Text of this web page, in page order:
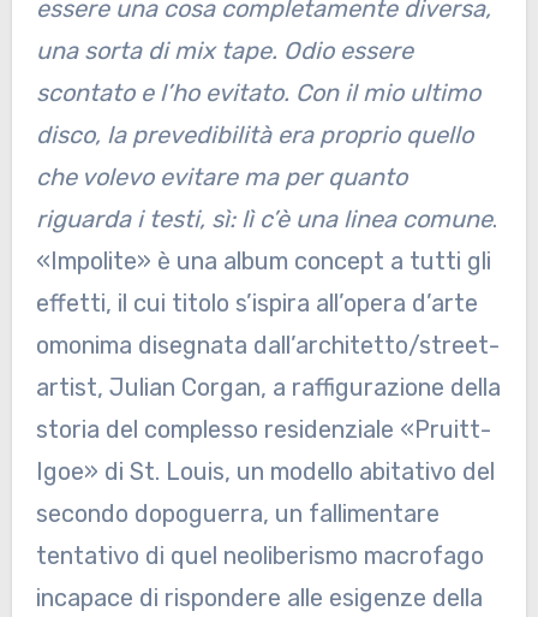
essere una cosa completamente diversa,
una sorta di mix tape. Odio essere
scontato e l’ho evitato. Con il mio ultimo
disco, la prevedibilità era proprio quello
che volevo evitare ma per quanto
riguarda i testi, sì: lì c’è una linea comune.
«Impolite» è una album concept a tutti gli
effetti, il cui titolo s’ispira all’opera d’arte
omonima disegnata dall’architetto/street-
artist, Julian Corgan, a raffigurazione della
storia del complesso residenziale «Pruitt-
Igoe» di St. Louis, un modello abitativo del
secondo dopoguerra, un fallimentare
tentativo di quel neoliberismo macrofago
incapace di rispondere alle esigenze della